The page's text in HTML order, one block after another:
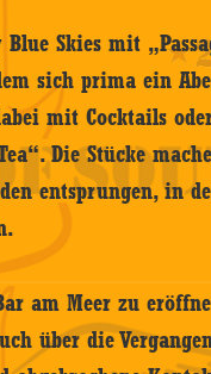
Skies mit
sich prima ein
mit Cocktails
Die Stücke
entsprungen, in
am Meer zu
über die